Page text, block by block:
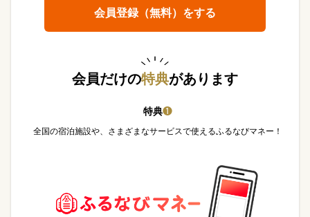
会員登録（無料）をする
会員だけの特典があります
特典❶
全国の宿泊施設や、さまざまなサービスで使えるふるなびマネー！